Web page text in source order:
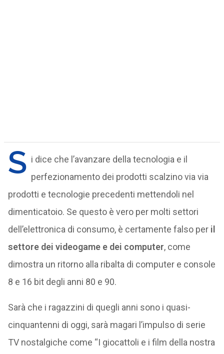
S i dice che l’avanzare della tecnologia e il
perfezionamento dei prodotti scalzino via via
prodotti e tecnologie precedenti mettendoli nel
dimenticatoio. Se questo è vero per molti settori
dell’elettronica di consumo, è certamente falso per il
settore dei videogame e dei computer, come
dimostra un ritorno alla ribalta di computer e console
8 e 16 bit degli anni 80 e 90.
Sarà che i ragazzini di quegli anni sono i quasi-
cinquantenni di oggi, sarà magari l’impulso di serie
TV nostalgiche come “I giocattoli e i film della nostra